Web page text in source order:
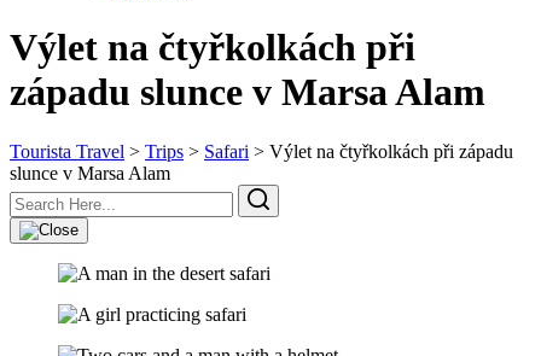
Výlet na čtyřkolkách při
západu slunce v Marsa Alam
Tourista Travel > Trips > Safari > Výlet na čtyřkolkách při západu
slunce v Marsa Alam